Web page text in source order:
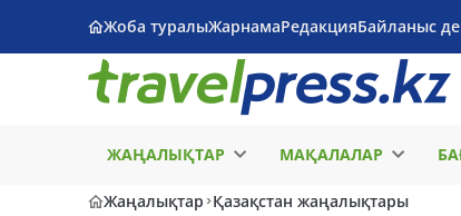
Жоба туралыЖарнамаРедакцияБайланыс
ЖАҢАЛЫҚТАР МАҚАЛАЛАР
Жаңалықтар Қазақстан жаңалықтары